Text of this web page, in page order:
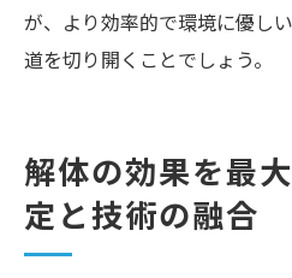
が、より効率的で環境に優し
道を切り開くことでしょう。
解体の効果を最
定と技術の融合